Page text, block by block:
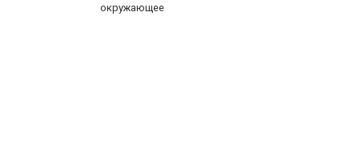
окружающее